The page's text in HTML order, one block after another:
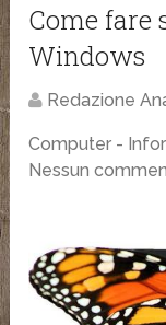
Come fare
Windows
Redazione
Computer -
Nessun